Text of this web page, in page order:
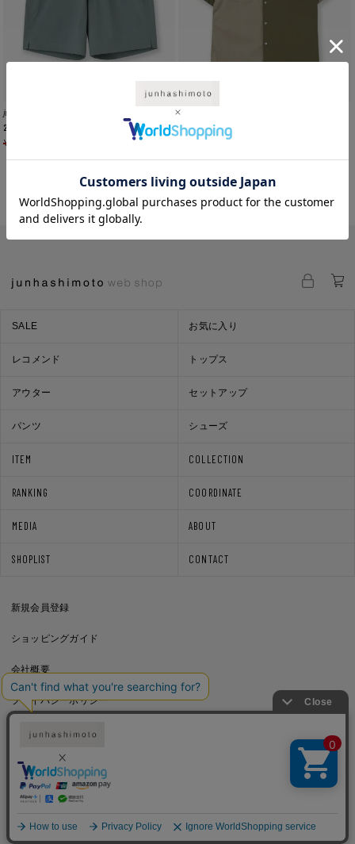
junhashimoto
2WAY SWIM SHORTS
¥
junhashimoto
PATCHWORK S/S SHIRT
30,800 21,560
ITEM COLLECTION
RANKING COORDINATE
MEDIA ABOUT
SHOPLIST CONTACT
SALE お気に入り
レコメンド トップス
アウター セットアップ
パンツ シューズ
新規会員登録
ショッピングガイド
会社概要
プライバシーポリシー
通信販売法に基づく表記
利用規約
Copyright © junhashimoto. All rights reserved.